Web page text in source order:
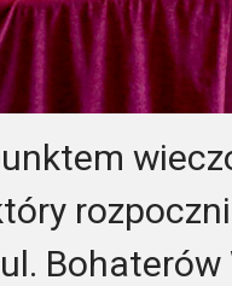
Bohaterów